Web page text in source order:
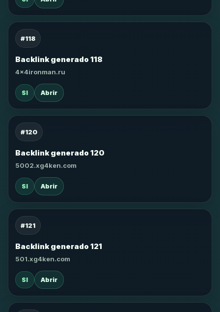
#118
Backlink generado 118
4x4ironman.ru
SI Abrir
#120
Backlink generado 120
5002.xg4ken.com
SI Abrir
#121
Backlink generado 121
501.xg4ken.com
SI Abrir